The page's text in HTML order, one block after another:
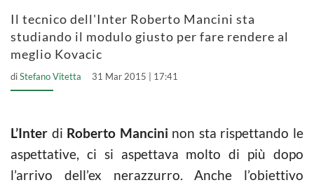
Il tecnico dell'Inter Roberto Mancini sta
studiando il modulo giusto per fare rendere al
meglio Kovacic
diStefano Vitetta 31 Mar 2015 | 17:41
L’Inter di Roberto Mancini non sta rispettando le
aspettative, ci si aspettava molto di più dopo
l’arrivo dell’ex nerazzurro. Anche l’obiettivo